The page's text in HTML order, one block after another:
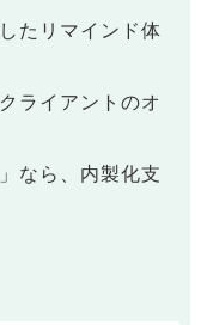
たリマインド体
ライアントのオ
なら、内製化支